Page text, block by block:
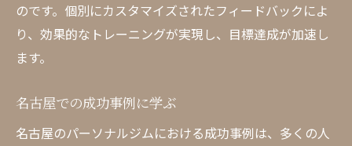
のです。個別にカスタマイズされたフィードバックによ
り、効果的なトレーニングが実現し、目標達成が加速し
ます。
名古屋での成功事例に学ぶ
名古屋のパーソナルジムにおける成功事例は、多くの人